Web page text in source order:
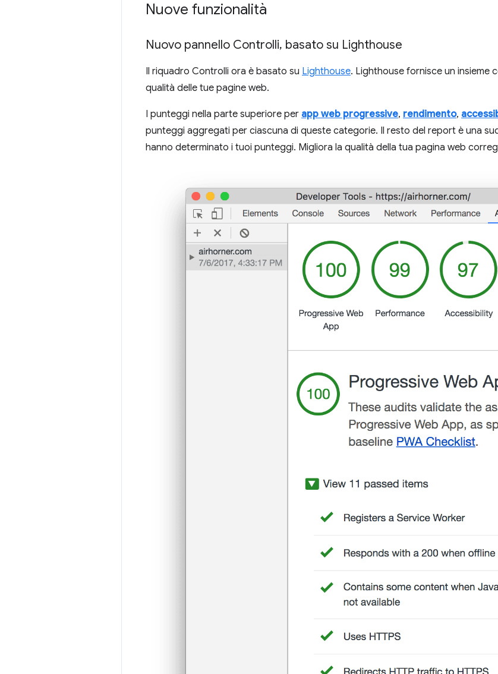
Nuove funzionalità
Nuovo pannello Controlli, basato su Lighthouse
Il riquadro Controlli ora è basato su Lighthouse. Lighthouse fornisce un insieme
qualità delle tue pagine web.
I punteggi nella parte superiore per app web progressive, rendimento,
punteggi aggregati per ciascuna di queste categorie. Il resto del report è una
hanno determinato i tuoi punteggi. Migliora la qualità della tua pagina web